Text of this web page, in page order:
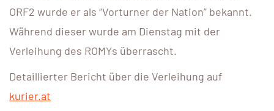
ORF2 wurde er als “Vorturner der Nation” bekannt.
Während dieser wurde am Dienstag mit der
Verleihung des ROMYs überrascht.
Detaillierter Bericht über die Verleihung auf
kurier.at